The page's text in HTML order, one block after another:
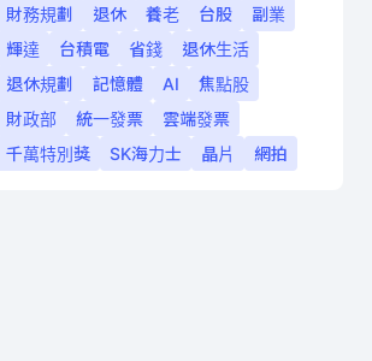
財務規劃
退休 養老 台股
副業
輝達
台積電 省錢
退休生活
退休規劃
記憶體 AI
焦點股
財政部
統一發票
雲端發票
千萬特別獎
SK海力士 晶片 網拍